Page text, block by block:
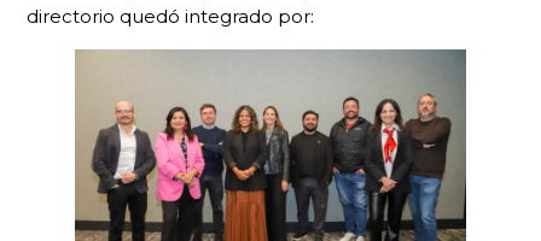
directorio quedó integrado por: